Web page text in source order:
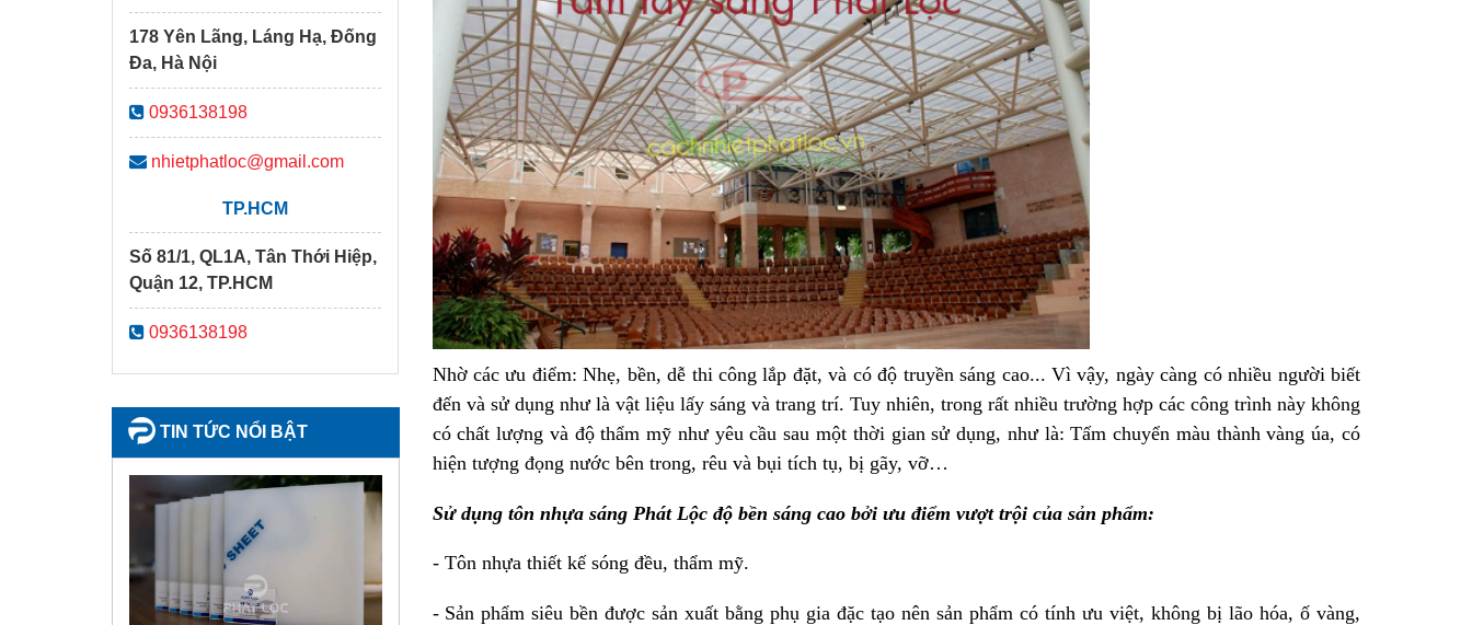
178 Yên Lãng, Láng Hạ, Đống
Đa, Hà Nội
0936138198
nhietphatloc@gmail.com
TP.HCM
Số 81/1, QL1A, Tân Thới Hiệp,
Quận 12, TP.HCM
0936138198
TIN TỨC NỔI BẬT
Nhờ các ưu điểm: Nhẹ, bền, dễ thi công lắp đặt, và có độ truyền sáng cao... Vì vậy, ngày càng có nhiều người biết
đến và sử dụng như là vật liệu lấy sáng và trang trí. Tuy nhiên, trong rất nhiều trường hợp các công trình này không
có chất lượng và độ thẩm mỹ như yêu cầu sau một thời gian sử dụng, như là: Tấm chuyển màu thành vàng úa, có
hiện tượng đọng nước bên trong, rêu và bụi tích tụ, bị gãy, vỡ…
Sử dụng tôn nhựa sáng Phát Lộc độ bền sáng cao bởi ưu điểm vượt trội của sản phẩm:
- Tôn nhựa thiết kế sóng đều, thẩm mỹ.
- Sản phẩm siêu bền được sản xuất bằng phụ gia đặc tạo nên sản phẩm có tính ưu việt, không bị lão hóa, ố vàng,